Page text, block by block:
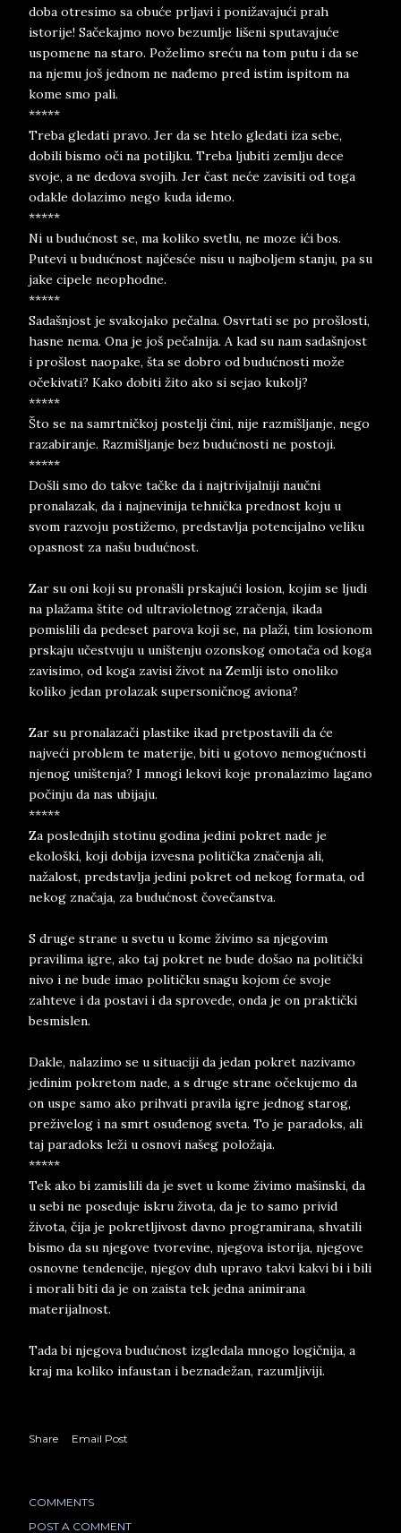
doba otresimo sa obuće prljavi i ponižavajući prah
istorije! Sačekajmo novo bezumlje lišeni sputavajuće
uspomene na staro. Poželimo sreću na tom putu i da se
na njemu još jednom ne nađemo pred istim ispitom na
kome smo pali.
*****
Treba gledati pravo. Jer da se htelo gledati iza sebe,
dobili bismo oči na potiljku. Treba ljubiti zemlju dece
svoje, a ne dedova svojih. Jer čast neće zavisiti od toga
odakle dolazimo nego kuda idemo.
*****
Ni u budućnost se, ma koliko svetlu, ne moze ići bos.
Putevi u budućnost najčesće nisu u najboljem stanju, pa su
jake cipele neophodne.
*****
Sadašnjost je svakojako pečalna. Osvrtati se po prošlosti,
hasne nema. Ona je još pečalnija. A kad su nam sadašnjost
i prošlost naopake, šta se dobro od budućnosti može
očekivati? Kako dobiti žito ako si sejao kukolj?
*****
Što se na samrtničkoj postelji čini, nije razmišljanje, nego
razabiranje. Razmišljanje bez budućnosti ne postoji.
*****
Došli smo do takve tačke da i najtrivijalniji naučni
pronalazak, da i najnevinija tehnička prednost koju u
svom razvoju postižemo, predstavlja potencijalno veliku
opasnost za našu budućnost.
Zar su oni koji su pronašli prskajući losion, kojim se ljudi
na plažama štite od ultravioletnog zračenja, ikada
pomislili da pedeset parova koji se, na plaži, tim losionom
prskaju učestvuju u uništenju ozonskog omotača od koga
zavisimo, od koga zavisi život na Zemlji isto onoliko
koliko jedan prolazak supersoničnog aviona?
Zar su pronalazači plastike ikad pretpostavili da će
najveći problem te materije, biti u gotovo nemogućnosti
njenog uništenja? I mnogi lekovi koje pronalazimo lagano
počinju da nas ubijaju.
*****
Za poslednjih stotinu godina jedini pokret nade je
ekološki, koji dobija izvesna politička značenja ali,
nažalost, predstavlja jedini pokret od nekog formata, od
nekog značaja, za budućnost čovečanstva.
S druge strane u svetu u kome živimo sa njegovim
pravilima igre, ako taj pokret ne bude došao na politički
nivo i ne bude imao političku snagu kojom će svoje
zahteve i da postavi i da sprovede, onda je on praktički
besmislen.
Dakle, nalazimo se u situaciji da jedan pokret nazivamo
jedinim pokretom nade, a s druge strane očekujemo da
on uspe samo ako prihvati pravila igre jednog starog,
preživelog i na smrt osuđenog sveta. To je paradoks, ali
taj paradoks leži u osnovi našeg položaja.
*****
Tek ako bi zamislili da je svet u kome živimo mašinski, da
u sebi ne poseduje iskru života, da je to samo privid
života, čija je pokretljivost davno programirana, shvatili
bismo da su njegove tvorevine, njegova istorija, njegove
osnovne tendencije, njegov duh upravo takvi kakvi bi i bili
i morali biti da je on zaista tek jedna animirana
materijalnost.
Tada bi njegova budućnost izgledala mnogo logičnija, a
kraj ma koliko infaustan i beznadežan, razumljiviji.
Share Email Post
COMMENTS
POST A COMMENT